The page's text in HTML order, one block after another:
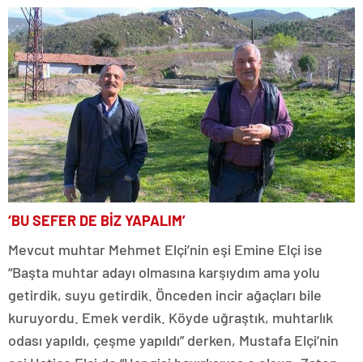
‘BU SEFER DE BİZ YAPALIM’
Mevcut muhtar Mehmet Elçi’nin eşi Emine Elçi ise
“Başta muhtar adayı olmasına karşıydım ama yolu
getirdik, suyu getirdik. Önceden incir ağaçları bile
kuruyordu. Emek verdik. Köyde uğraştık, muhtarlık
odası yapıldı, çeşme yapıldı” derken, Mustafa Elçi’nin